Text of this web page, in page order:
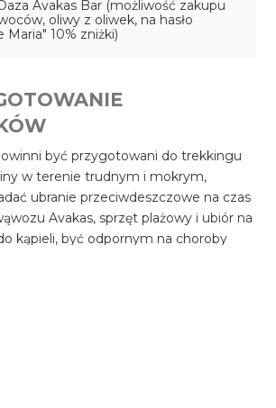
Avakas Bar (możliwość zakupu
oliwy z oliwek, na hasło
Maria" 10% zniżki)
być przygotowani do trekkingu
w terenie trudnym i mokrym,
ubranie przeciwdeszczowe na czas
Avakas, sprzęt plażowy i ubiór na
kąpieli, być odpornym na choroby